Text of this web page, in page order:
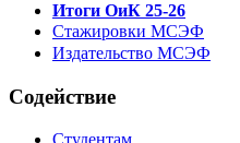
Итоги ОиК 25-26
Стажировки МСЭФ
Издательство МСЭФ
Содействие
Студентам